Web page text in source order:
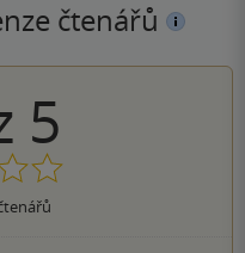
čtenářů
5